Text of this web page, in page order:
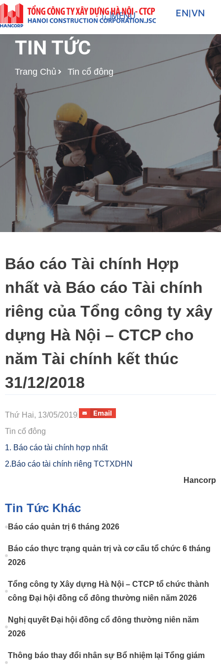
Nhảy
tới
nội
dung
MENU EN|VN
TIN TỨC
Trang Chủ Tin cổ đông
Báo cáo Tài chính Hợp
nhất và Báo cáo Tài chính
riêng của Tổng công ty xây
dựng Hà Nội – CTCP cho
năm Tài chính kết thúc
31/12/2018
Thứ Hai, 13/05/2019
Tin cổ đông
Email
1. Báo cáo tài chính hợp nhất
2.Báo cáo tài chính riêng TCTXDHN
Hancorp
Tin Tức Khác
Báo cáo quản trị 6 tháng 2026
Báo cáo thực trạng quản trị và cơ cấu tổ chức 6 tháng
2026
Tổng công ty Xây dựng Hà Nội – CTCP tổ chức thành
công Đại hội đồng cổ đông thường niên năm 2026
Nghị quyết Đại hội đồng cổ đông thường niên năm
2026
Thông báo thay đổi nhân sự Bổ nhiệm lại Tổng giám